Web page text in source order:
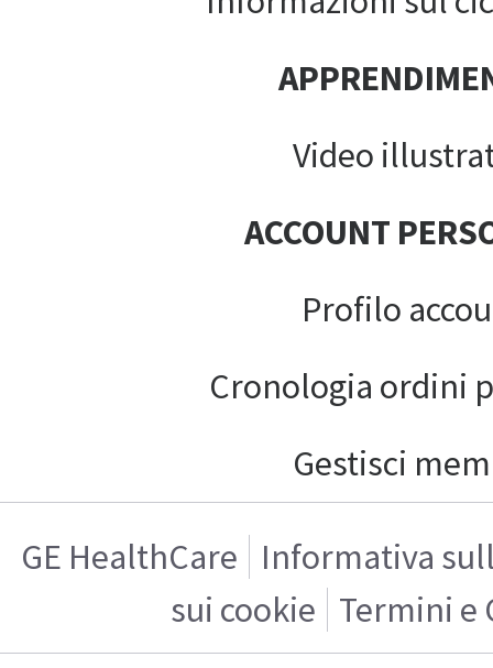
Video
ACCOUNT
Profilo
Cronologia ordini
Gestisci
GE HealthCare
Informativa
sui cookie Termini e